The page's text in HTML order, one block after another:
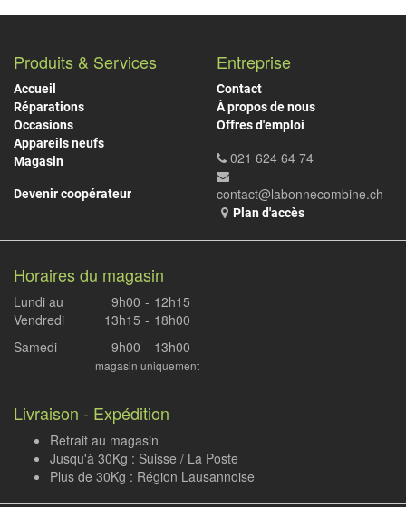
Produits & Services
Accueil
Réparations
Occasions
Appareils neufs
Magasin
Devenir coopérateur
Entreprise
Contact
À propos de nous
Offres d'emploi
021 624 64 74
contact@labonnecombine.ch
Plan d'accès
Horaires du magasin
Lundi au
Vendredi
9h00
13h15
-
-
12h15
18h00
Samedi
9h00 - 13h00
magasin uniquement
Livraison - Expédition
Retrait au magasin
Jusqu'à 30Kg : Suisse / La Poste
Plus de 30Kg : Région Lausannoise